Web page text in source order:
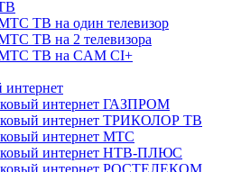
ТВ на один телевизор
ТВ на 2 телевизора
ТВ на CAM CI+
интернет ГАЗПРОМ
интернет ТРИКОЛОР ТВ
интернет МТС
интернет НТВ-ПЛЮС
интернет РОСТЕЛЕКОМ